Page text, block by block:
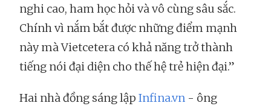
nghi cao, ham học hỏi và vô cùng sâu sắc.
Chính vì nắm bắt được những điểm mạnh
này mà Vietcetera có khả năng trở thành
tiếng nói đại diện cho thế hệ trẻ hiện đại.”
Hai nhà đồng sáng lập Infina.vn - ông